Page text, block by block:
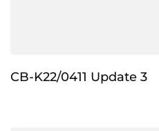
CB-K22/0411 Update 3